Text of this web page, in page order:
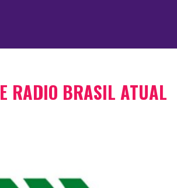
RADIO BRASIL ATUAL